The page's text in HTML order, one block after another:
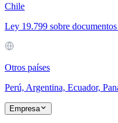
Chile
Ley 19.799 sobre
Otros países
Perú, Argentina, Ecuador,
Empresa